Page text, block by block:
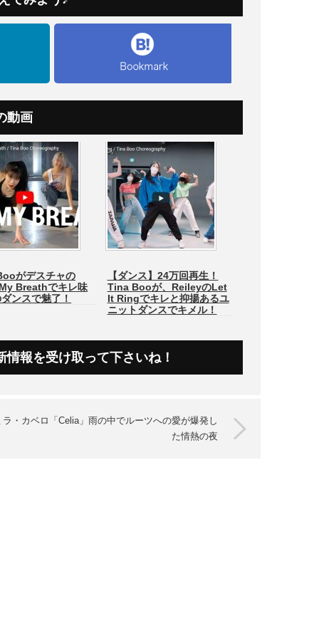
動画
がデスチャの
Breathでキレ味
ンスで魅了！
【ダンス】24万回再生！
Tina Booが、ReileyのLet
It Ringでキレと抑揚あるユ
ニットダンスでキメル！
報を受け取って下さいね！
ラ・カベロ「Celia」雨の中でルーツへの愛が爆発し
た情熱の夜